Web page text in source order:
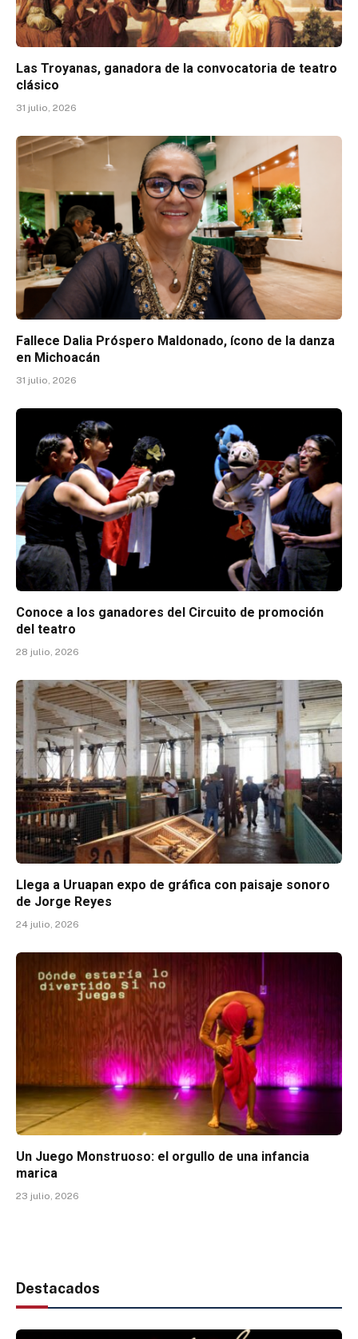
Las Troyanas, ganadora de la convocatoria de teatro
clásico
31 julio, 2026
Fallece Dalia Próspero Maldonado, ícono de la danza
en Michoacán
31 julio, 2026
Conoce a los ganadores del Circuito de promoción
del teatro
28 julio, 2026
Llega a Uruapan expo de gráfica con paisaje sonoro
de Jorge Reyes
24 julio, 2026
Un Juego Monstruoso: el orgullo de una infancia
marica
23 julio, 2026
Destacados